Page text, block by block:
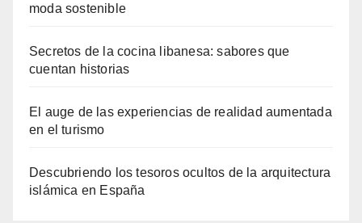
moda sostenible
Secretos de la cocina libanesa: sabores que
cuentan historias
El auge de las experiencias de realidad aumentada
en el turismo
Descubriendo los tesoros ocultos de la arquitectura
islámica en España